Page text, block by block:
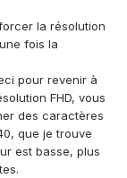
la résolution
fois la
pour revenir à
FHD, vous
des caractères
que je trouve
est basse, plus